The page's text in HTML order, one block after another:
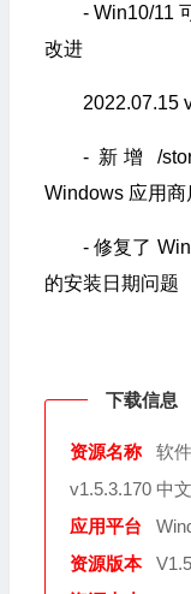
- Win10/11
改进
2022.07.15
- 新增 /
Windows 应用商
- 修复了
的安装日期问题
下载信息
资源名称
软
v1.5.3.170 中
应用平台
资源版本